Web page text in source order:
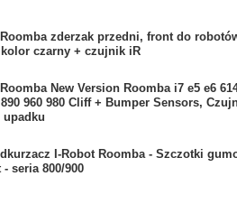
zderzak przedni, front do
kolor czarny + czujnik iR
New Version Roomba i7 e5 e6
890 960 980 Cliff + Bumper Sensors,
I-Robot Roomba - Szczotki
seria 800/900